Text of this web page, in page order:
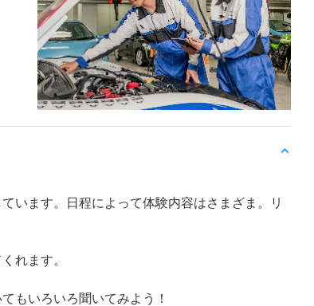
います。日程によって体験内容はさまざま。リ
れます。
もいろいろ聞いてみよう！